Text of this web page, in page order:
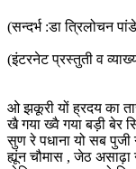
(सन्दर्भ :डा त्रिलोचन
(इंटरनेट प्रस्तुती व
ओ झकूरी यों ह्रदय का
खै गया ख्वै गया बड़ी बेर
सुण रे पधाना यो सब पुजी
ह्यूंन चौमास , जेठ असाढ़ा